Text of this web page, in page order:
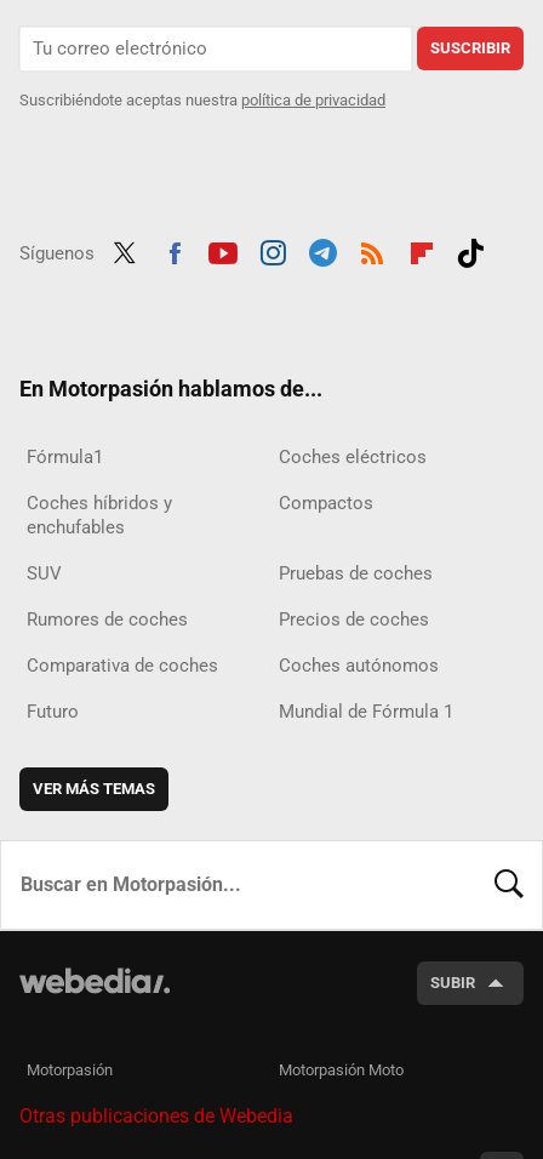
SUSCRIBIR
Suscribiéndote aceptas nuestra política de privacidad
Síguenos
En Motorpasión hablamos de...
Fórmula1 Coches eléctricos
Coches híbridos y
enchufables
Compactos
SUV Pruebas de coches
Rumores de coches Precios de coches
Comparativa de coches Coches autónomos
Futuro Mundial de Fórmula 1
VER MÁS TEMAS
SUBIR
Motorpasión Motorpasión Moto
Otras publicaciones de Webedia